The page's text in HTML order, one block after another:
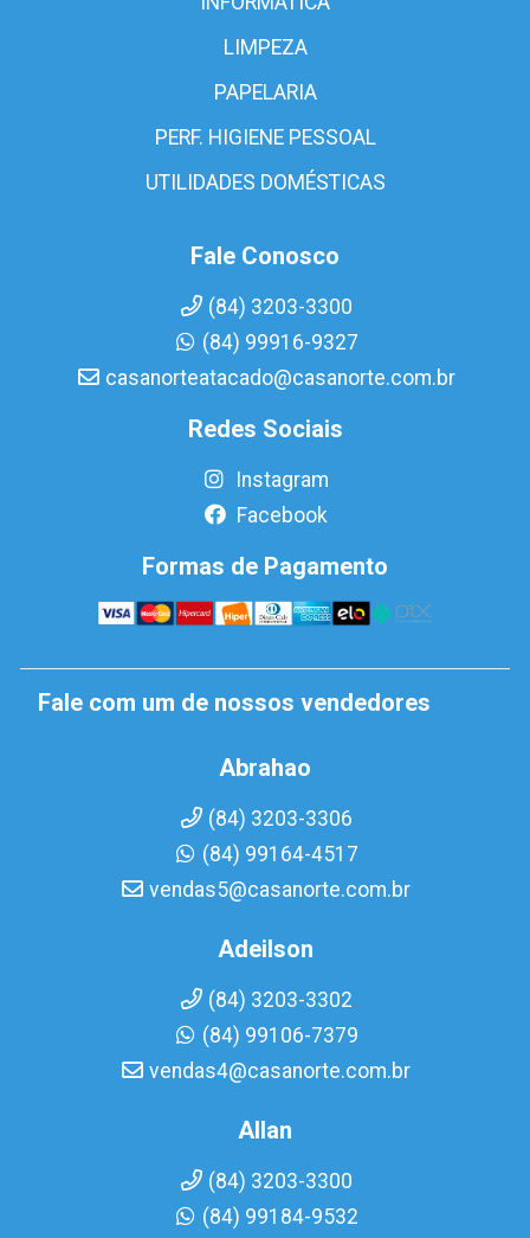
LIMPEZA
PAPELARIA
PERF. HIGIENE PESSOAL
UTILIDADES DOMÉSTICAS
Fale Conosco
(84) 3203-3300
(84) 99916-9327
casanorteatacado@casanorte.com.br
Redes Sociais
Instagram
Facebook
Formas de Pagamento
Fale com um de nossos vendedores
Abrahao
(84) 3203-3306
(84) 99164-4517
vendas5@casanorte.com.br
Adeilson
(84) 3203-3302
(84) 99106-7379
vendas4@casanorte.com.br
Allan
(84) 3203-3300
(84) 99184-9532